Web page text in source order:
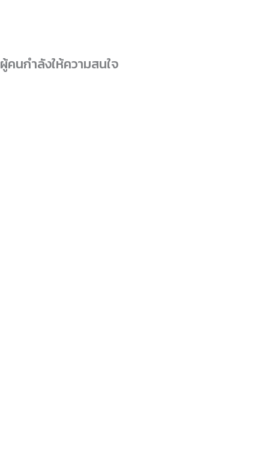
ผู้คนกำลังให้ความสนใจ